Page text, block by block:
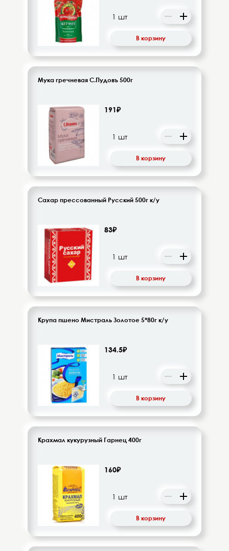
Десерты, напитки молочные
Диетическое питание
Восточная кухня
Кофе и кофейные напитки
Напитки безалкогольные
Овощи-фрукты
Корма для животных
Сопутствующие товары
В корзину
Мука гречневая С.Пудовъ 500г
191₽
В корзину
Сахар прессованный Русский 500г к/у
83₽
В корзину
Крупа пшено Мистраль Золотое 5*80г к/у
134.5₽
В корзину
Крахмал кукурузный Гарнец 400г
160₽
В корзину